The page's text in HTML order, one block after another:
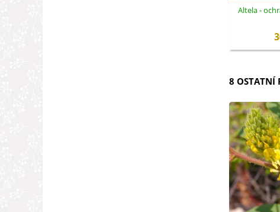
Altela -
8 OSTATNÍ